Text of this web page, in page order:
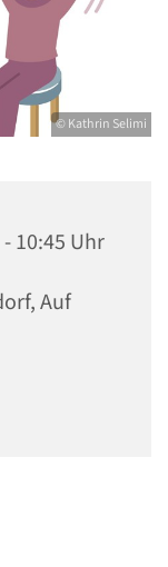
© Kathrin Selimi
10:45 Uhr
Auf